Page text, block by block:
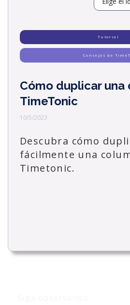
Tutorial
Consejos de
Cómo duplicar una
TimeTonic
10/5/2023
Descubra cómo
fácilmente una
Timetonic.